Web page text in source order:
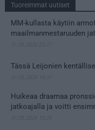
Tuoreimmat uutiset
MM-kullasta käytiin
maailmanmestaruuden
Tässä Leijonien
Huikeaa draamaa
jatkoajalla ja voitti